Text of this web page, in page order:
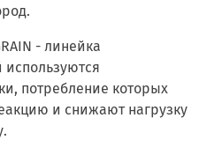
- линейка
используются
потребление которых
и снижают нагрузку